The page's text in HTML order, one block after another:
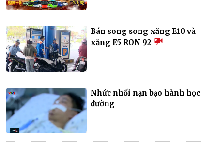
Bán song song xăng E10 và
xăng E5 RON 92
Nhức nhối nạn bạo hành học
đường